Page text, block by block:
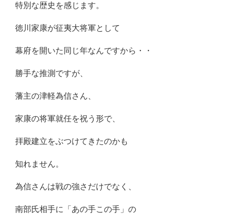
特別な歴史を感じます。
徳川家康が征夷大将軍として
幕府を開いた同じ年なんですから・・
勝手な推測ですが、
藩主の津軽為信さん、
家康の将軍就任を祝う形で、
拝殿建立をぶつけてきたのかも
知れません。
為信さんは戦の強さだけでなく、
南部氏相手に「あの手この手」の